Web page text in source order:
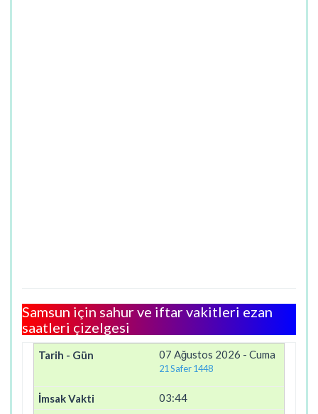
Samsun için sahur ve iftar vakitleri ezan
saatleri çizelgesi
07 Ağustos 2026 - Cuma
21 Safer 1448
03:44